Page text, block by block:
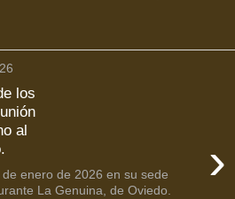
los
al
›
enero de 2026 en su sede
La Genuina, de Oviedo.